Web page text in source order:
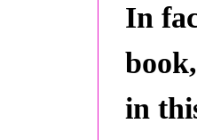
In
in